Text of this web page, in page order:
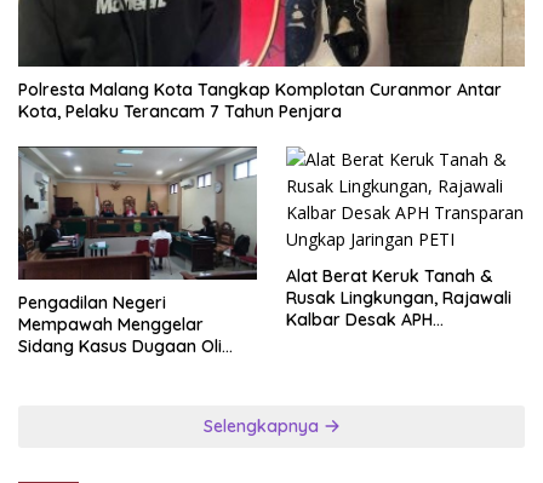
Polresta Malang Kota Tangkap Komplotan Curanmor Antar
Kota, Pelaku Terancam 7 Tahun Penjara
Pengadilan Negeri
Mempawah Menggelar
Sidang Kasus Dugaan Oli
Alat Berat Keruk Tanah &
Rusak Lingkungan, Rajawali
Kalbar Desak APH
Selengkapnya